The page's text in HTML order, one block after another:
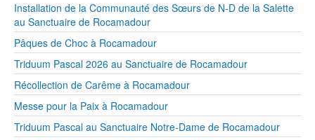
Installation de la Communauté des Sœurs de N-D de la Salette
au Sanctuaire de Rocamadour
Pâques de Choc à Rocamadour
Triduum Pascal 2026 au Sanctuaire de Rocamadour
Récollection de Carême à Rocamadour
Messe pour la Paix à Rocamadour
Triduum Pascal au Sanctuaire Notre-Dame de Rocamadour